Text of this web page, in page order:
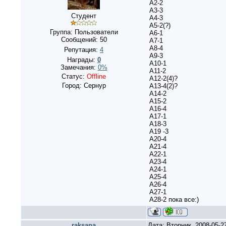
Студент
Группа: Пользователи
Сообщений: 50
Репутация: 4
Награды: 0
Замечания: 0%
Статус: Offline
Город: Сернур
А2-2
А3-3
А4-3
А5-2(?)
А6-1
А7-1
А8-4
А9-3
А10-1
А11-2
А12-2(4)?
А13-4(2)?
А14-2
А15-2
А16-4
А17-1
А18-3
А19 -3
А20-4
А21-4
А22-1
А23-4
А24-1
А25-4
А26-4
А27-1
А28-2 пока все:)